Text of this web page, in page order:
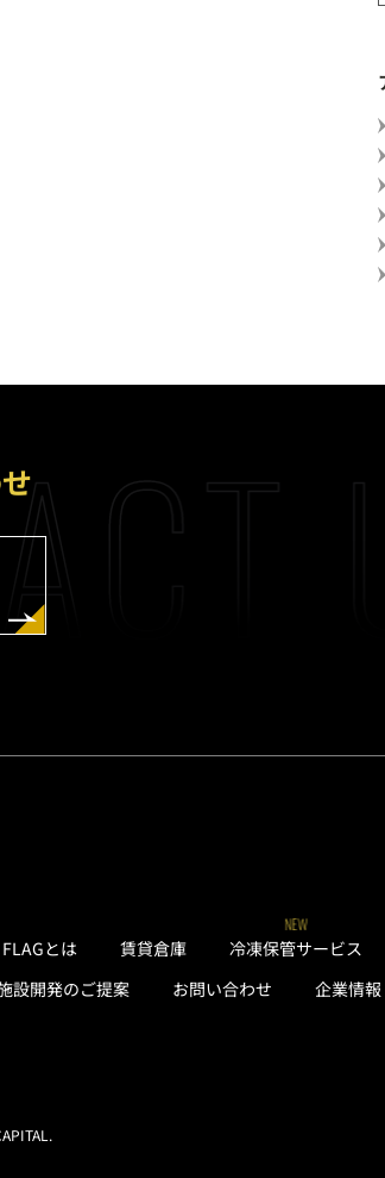
とは 賃貸倉庫
NEW
冷凍保管サービス
設開発のご提案
お問い合わせ 企業情報